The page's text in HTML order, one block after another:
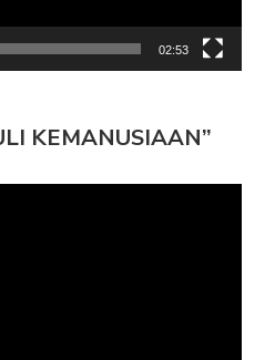
02:53
KEMANUSIAAN”